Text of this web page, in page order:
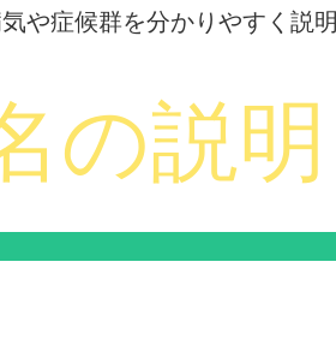
や症候群を分かりやすく説明